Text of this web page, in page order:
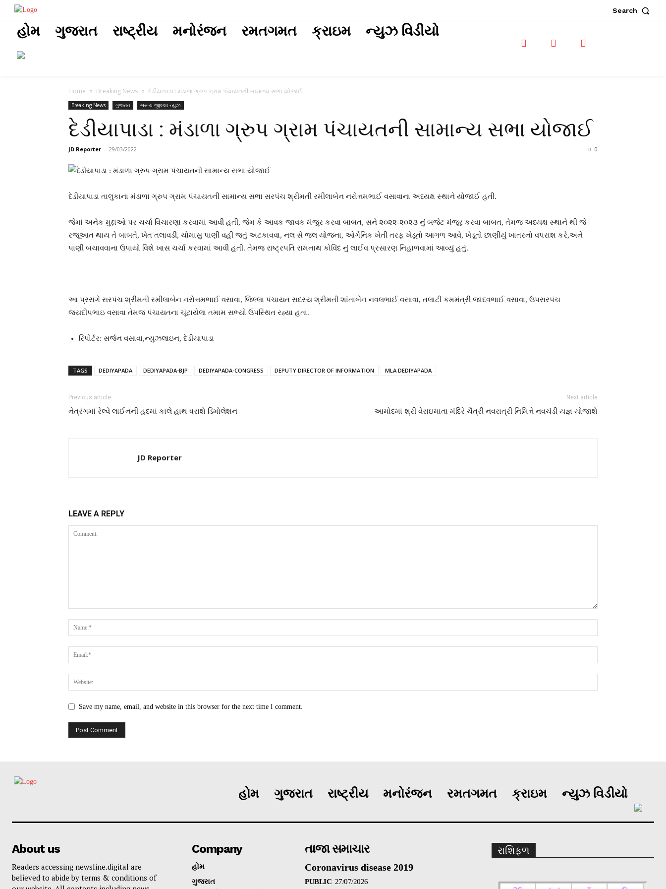
Search
હોમ ગુજરાત રાષ્ટ્રીય મનોરંજન રમતગમત ક્રાઇમ ન્યુઝ વિડીયો
Home Breaking News દેડીયાપાડા : મંડાળા ગ્રુપ ગ્રામ પંચાયતની સામાન્ય સભા યોજાઈ
Breaking News ગુજરાત ભરૂચ જીલ્લા ન્યુઝ
દેડીયાપાડા : મંડાળા ગ્રુપ ગ્રામ પંચાયતની સામાન્ય સભા યોજાઈ
JD Reporter - 29/03/2022 0
દેડીયાપાડા તાલુકાના મંડાળા ગ્રુપ ગ્રામ પંચાયતની સામાન્ય સભા સરપંચ શ્રીમતી રમીલાબેન નરોત્તમભાઈ વસાવાના અધ્યક્ષ સ્થાને યોજાઈ હતી.
જેમાં અનેક મુદ્દાઓ પર ચર્ચા વિચારણા કરવામાં આવી હતી, જેમ કે આવક જાવક મંજુર કરવા બાબત, સને ૨૦૨૨-૨૦૨૩ નું બજેટ મંજૂર કરવા બાબત, તેમજ અધ્યક્ષ સ્થાને થી જે
રજૂઆત થાય તે બાબતે, ખેત તલાવડી, ચોમાસુ પાણી વહી જતું અટકાવવા, નલ સે જલ યોજના, ઓર્ગેનિક ખેતી તરફ ખેડૂતો આગળ આવે, ખેડૂતો છાણીયું ખાતરનો વપરાશ કરે,અને
પાણી બચાવવાના ઉપાયો વિશે ખાસ ચર્ચા કરવામાં આવી હતી. તેમજ રાષ્ટ્રપતિ રામનાથ કોવિંદ નું લાઈવ પ્રસારણ નિહાળવામાં આવ્યું હતું.
આ પ્રસંગે સરપંચ શ્રીમતી રમીલાબેન નરોત્તમભાઈ વસાવા, જિલ્લા પંચાયત સદસ્ય શ્રીમતી શાંતાબેન નવલભાઈ વસાવા, તલાટી કમમંત્રી જાદવભાઈ વસાવા, ઉપસરપંચ
જયદીપભાઇ વસાવા તેમજ પંચાયતના ચૂંટાયેલા તમામ સભ્યો ઉપસ્થિત રહ્યા હતા.
રિપોર્ટર: સર્જન વસાવા,ન્યુઝલાઇન, દેડીયાપાડા
TAGS DEDIYAPADA DEDIYAPADA-BJP DEDIYAPADA-CONGRESS DEPUTY DIRECTOR OF INFORMATION MLA DEDIYAPADA
Previous article
નેત્રંગમાં રેલ્વે લાઈનની હદમાં કાલે હાથ ધરાશે ડિમોલેશન
Next article
આમોદમાં શ્રી વેરાઇમાતા મંદિરે ચૈત્રી નવરાત્રી નિમિત્તે નવચંડી યજ્ઞ યોજાશે
JD Reporter
LEAVE A REPLY
Save my name, email, and website in this browser for the next time I comment.
હોમ ગુજરાત રાષ્ટ્રીય મનોરંજન રમતગમત ક્રાઇમ ન્યુઝ વિડીયો
About us
Readers accessing newsline.digital are
believed to abide by terms & conditions of
Company
હોમ
ગુજરાત
તાજા સમાચાર
Coronavirus disease 2019
PUBLIC 27/07/2026
રાશિફળ